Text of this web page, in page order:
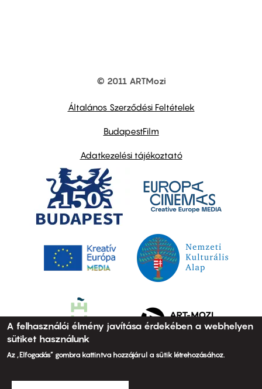
© 2011 ARTMozi
Általános Szerződési Feltételek
BudapestFilm
Adatkezelési tájékoztató
A felhasználói élmény javítása érdekében a webhelyen
sütiket használunk
Az „Elfogadás” gombra kattintva hozzájárul a sütik létrehozásához.